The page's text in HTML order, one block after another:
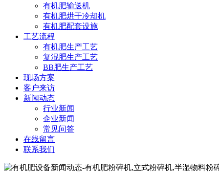
有机肥输送机
有机肥烘干冷却机
有机肥配套设施
工艺流程
有机肥生产工艺
复混肥生产工艺
BB肥生产工艺
现场方案
客户来访
新闻动态
行业新闻
企业新闻
常见问答
在线留言
联系我们